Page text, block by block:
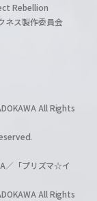
Rebellion
ネス製作委員会
All Rights
／「プリズマ☆イ
All Rights